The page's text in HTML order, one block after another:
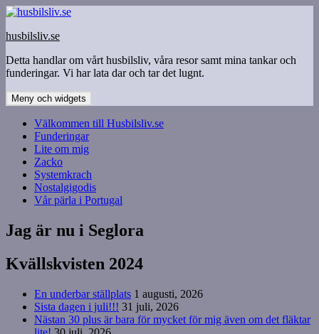
Hoppa
innehåll
husbilsliv.se
Detta handlar om vårt husbilsliv, våra resor samt mina tankar och
funderingar. Vi har lata dar och tar det lugnt.
Meny och widgets
Välkommen till Husbilsliv.se
Funderingar
Lite om mig
Zacko
Systemkrach
Nostalgigodis
Vår pärla i Portugal
Jag är nu i Seglora
Kvällskvisten 2024
En underbar ställplats 1 augusti, 2026
Sista dagen i juli!!! 31 juli, 2026
Nästan 30 plus är bara för mycket för mig även om det fläktar